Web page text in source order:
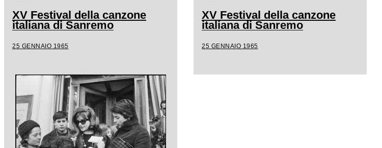
XV Festival della canzone
italiana di Sanremo
25 GENNAIO 1965
XV Festival della canzone
italiana di Sanremo
25 GENNAIO 1965